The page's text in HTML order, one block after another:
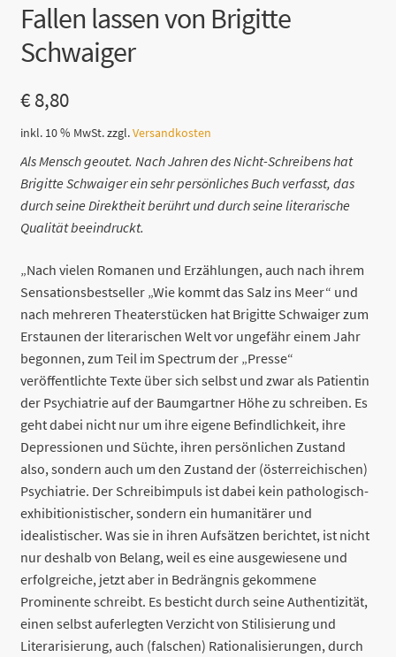
Fallen lassen von Brigitte
Schwaiger
€8,80
inkl. 10 % MwSt.zzgl.Versandkosten
Als Mensch geoutet. Nach Jahren des Nicht-Schreibens hat
Brigitte Schwaiger ein sehr persönliches Buch verfasst, das
durch seine Direktheit berührt und durch seine literarische
Qualität beeindruckt.
„Nach vielen Romanen und Erzählungen, auch nach ihrem
Sensationsbestseller „Wie kommt das Salz ins Meer“ und
nach mehreren Theaterstücken hat Brigitte Schwaiger zum
Erstaunen der literarischen Welt vor ungefähr einem Jahr
begonnen, zum Teil im Spectrum der „Presse“
veröffentlichte Texte über sich selbst und zwar als Patientin
der Psychiatrie auf der Baumgartner Höhe zu schreiben. Es
geht dabei nicht nur um ihre eigene Befindlichkeit, ihre
Depressionen und Süchte, ihren persönlichen Zustand
also, sondern auch um den Zustand der (österreichischen)
Psychiatrie. Der Schreibimpuls ist dabei kein pathologisch-
exhibitionistischer, sondern ein humanitärer und
idealistischer. Was sie in ihren Aufsätzen berichtet, ist nicht
nur deshalb von Belang, weil es eine ausgewiesene und
erfolgreiche, jetzt aber in Bedrängnis gekommene
Prominente schreibt. Es besticht durch seine Authentizität,
einen selbst auferlegten Verzicht von Stilisierung und
Literarisierung, auch (falschen) Rationalisierungen, durch